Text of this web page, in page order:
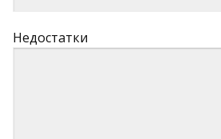
Недостатки